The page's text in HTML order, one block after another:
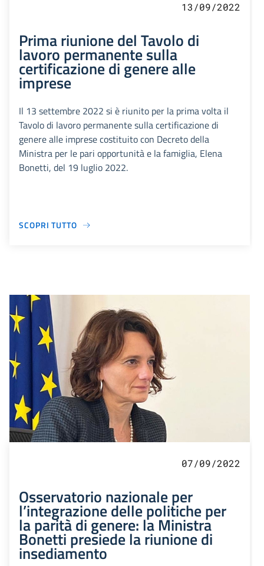
13/09/2022
Prima riunione del Tavolo di
lavoro permanente sulla
certificazione di genere alle
imprese
Il 13 settembre 2022 si è riunito per la prima volta il
Tavolo di lavoro permanente sulla certificazione di
genere alle imprese costituito con Decreto della
Ministra per le pari opportunità e la famiglia, Elena
Bonetti, del 19 luglio 2022.
SCOPRI TUTTO
07/09/2022
Osservatorio nazionale per
l’integrazione delle politiche per
la parità di genere: la Ministra
Bonetti presiede la riunione di
insediamento